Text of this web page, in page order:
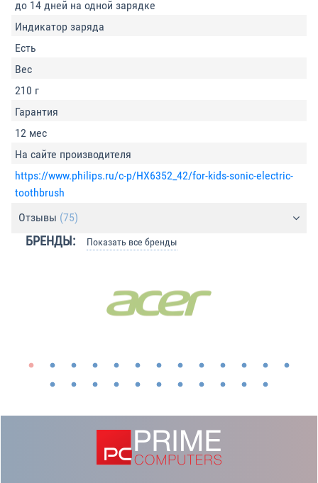
до 14 дней на одной зарядке
Индикатор заряда
Есть
Вес
210 г
Гарантия
12 мес
На сайте производителя
https://www.philips.ru/c-p/HX6352_42/for-kids-sonic-electric-
toothbrush
Отзывы (75)
БРЕНДЫ: Показать все бренды